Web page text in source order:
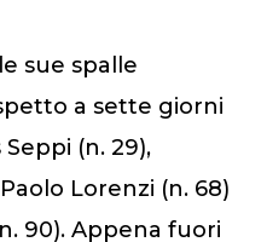
sue spalle
a sette giorni
(n. 29),
Lorenzi (n. 68)
90). Appena fuori